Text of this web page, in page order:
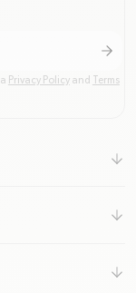
arrow-
Privacy Policyand
Terms